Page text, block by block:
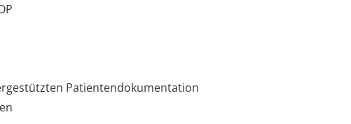
Patientendokumentation